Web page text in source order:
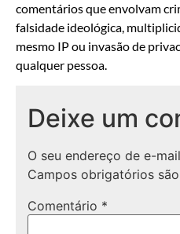
comentários que envolvam
falsidade ideológica,
mesmo IP ou invasão de
qualquer pessoa.
Deixe um
O seu endereço de e-
Campos obrigatórios
Comentário *